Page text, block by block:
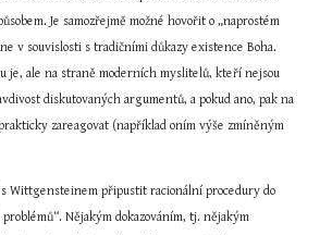
Je samozřejmě možné hovořit o „naprostém
v souvislosti s tradičními důkazy existence Boha.
je, ale na straně moderních myslitelů, kteří nejsou
diskutovaných argumentů, a pokud ano, pak na
zareagovat (například oním výše zmíněným
Wittgensteinem připustit racionální procedury do
Nějakým dokazováním, tj. nějakým